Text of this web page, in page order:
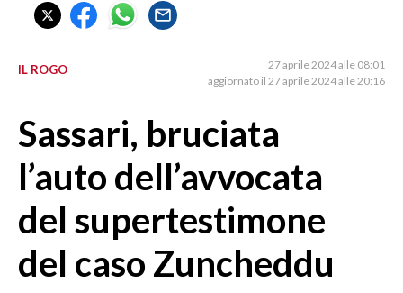
CAGLIARI
SULCIS IGLESIENTE
SASSARI E PROVINCIA
GALLURA
OGLIASTRA
AGENDA
IL ROGO
27 aprile 2024 alle 08:01
aggiornato il 27 aprile 2024 alle 20:16
Sassari, bruciata
l’auto dell’avvocata
del supertestimone
del caso Zuncheddu